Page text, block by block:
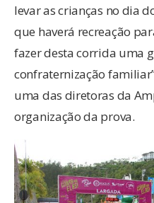
levar as crianças no dia
que haverá recreação
fazer desta corrida uma
confraternização
uma das diretoras da
organização da prova.